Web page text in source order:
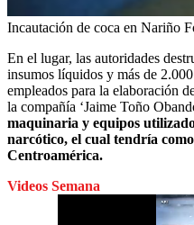
Incautación de coca en Nariño
En el lugar, las autoridades
insumos líquidos y más de
empleados para la elaboración
la compañía ‘Jaime Toño
maquinaria y equipos
narcótico, el cual tendría
Centroamérica.
Videos Semana